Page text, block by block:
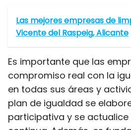
Las mejores empresas de
Vicente del Raspeig, Alicante
Es importante que las
compromiso real con la
en todas sus áreas y
plan de igualdad se
participativa y se